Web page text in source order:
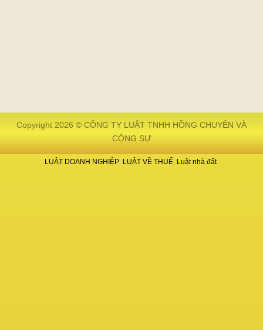
Copyright 2026 © CÔNG TY LUẬT TNHH HỒNG CHUYÊN VÀ
CỘNG SỰ
LUẬT DOANH NGHIỆP LUẬT VỀ THUẾ Luật nhà đất